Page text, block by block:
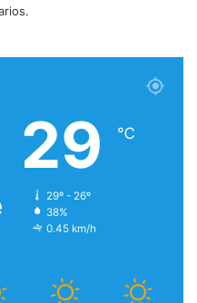
29 ℃
29º - 26º
38%
0.45 km/h